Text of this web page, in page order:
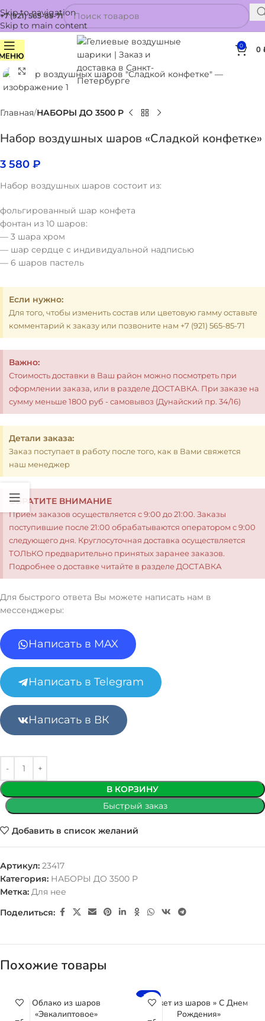
Skip to navigation
Skip to main content
+7 (921) 565-85-71
0 0
Нажмите, чтобы увеличить
Главная НАБОРЫ ДО 3500 Р
Набор воздушных шаров «Сладкой конфетке»
3 580 ₽
Набор воздушных шаров состоит из:
фольгированный шар конфета
фонтан из 10 шаров:
— 3 шара хром
— шар сердце с индивидуальной надписью
— 6 шаров пастель
Если нужно:
Для того, чтобы изменить состав или цветовую гамму оставьте
комментарий к заказу или позвоните нам +7 (921) 565-85-71
Важно:
Стоимость доставки в Ваш район можно посмотреть при
оформлении заказа, или в разделе ДОСТАВКА. При заказе на
сумму меньше 1800 руб - самовывоз (Дунайский пр. 34/16)
Детали заказа:
Заказ поступает в работу после того, как в Вами свяжется
наш менеджер
ОБРАТИТЕ ВНИМАНИЕ
Прием заказов осуществляется с 9:00 до 21:00. Заказы
поступившие после 21:00 обрабатываются оператором с 9:00
следующего дня. Круглосуточная доставка осуществляется
ТОЛЬКО предварительно принятых заранее заказов.
Подробнее о доставке читайте в разделе ДОСТАВКА
Для быстрого ответа Вы можете написать нам в
мессенджеры:
Написать в MAX
Написать в Telegram
Написать в ВК
В КОРЗИНУ
Быстрый заказ
Добавить в список желаний
Артикул: 23417
Категория: НАБОРЫ ДО 3500 Р
Метка: Для нее
Поделиться:
Похожие товары
Облако из шаров
«Эвкалиптовое»
-16%
Букет из шаров » С Днем
Рождения»